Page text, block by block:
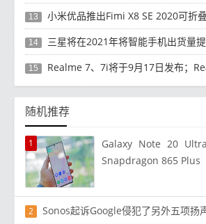
13 小米优品推出Fimi X8 SE 2020可折
14 三星将在2021年将智能手机出货量
15 Realme 7、7i将于9月17日发布；Realme 7i的
随机推荐
1
Galaxy Note 20
Snapdragon 865 Plus
2 Sonos起诉Google侵犯了另外五项扬